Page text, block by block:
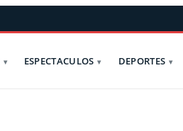
ESPECTACULOS DEPORTES